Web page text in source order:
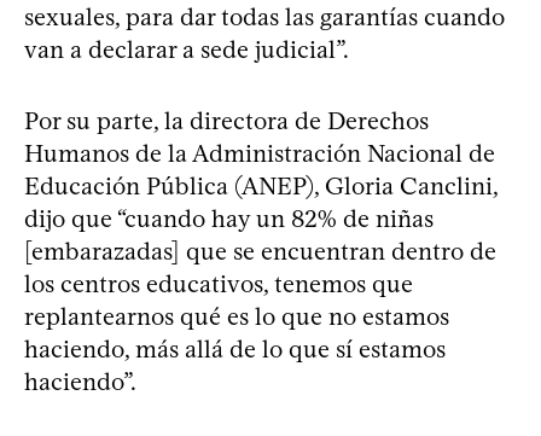
sexuales, para dar todas las garantías cuando
van a declarar a sede judicial”.
Por su parte, la directora de Derechos
Humanos de la Administración Nacional de
Educación Pública (ANEP), Gloria Canclini,
dijo que “cuando hay un 82% de niñas
[embarazadas] que se encuentran dentro de
los centros educativos, tenemos que
replantearnos qué es lo que no estamos
haciendo, más allá de lo que sí estamos
haciendo”.